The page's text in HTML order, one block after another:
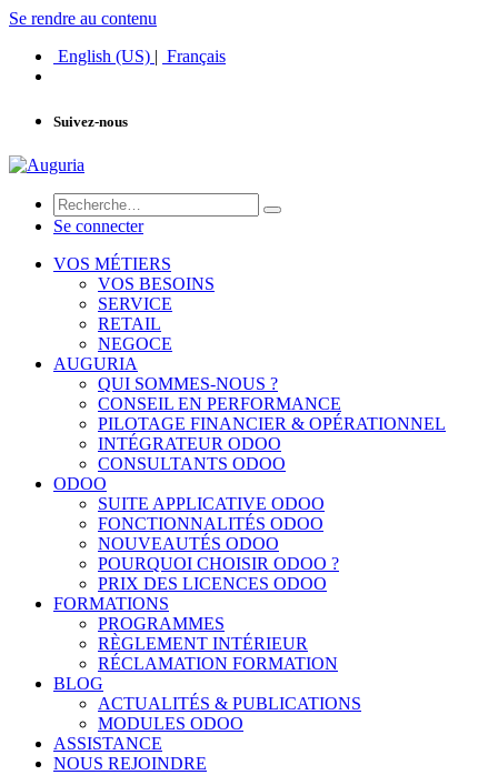
Se rendre au contenu
English (US) | Français
Suivez-nous
Se connecter
VOS MÉTIERS
VOS BESOINS
SERVICE
RETAIL
NEGOCE
AUGURIA
QUI SOMMES-NOUS ?
CONSEIL EN PERFORMANCE
PILOTAGE FINANCIER & OPÉRATIONNEL
INTÉGRATEUR ODOO
CONSULTANTS ODOO
ODOO
SUITE APPLICATIVE ODOO
FONCTIONNALITÉS ODOO
NOUVEAUTÉS ODOO
POURQUOI CHOISIR ODOO ?
PRIX DES LICENCES ODOO
FORMATIONS
PROGRAMMES
RÈGLEMENT INTÉRIEUR
RÉCLAMATION FORMATION
BLOG
ACTUALITÉS & PUBLICATIONS
MODULES ODOO
ASSISTANCE
NOUS REJOINDRE